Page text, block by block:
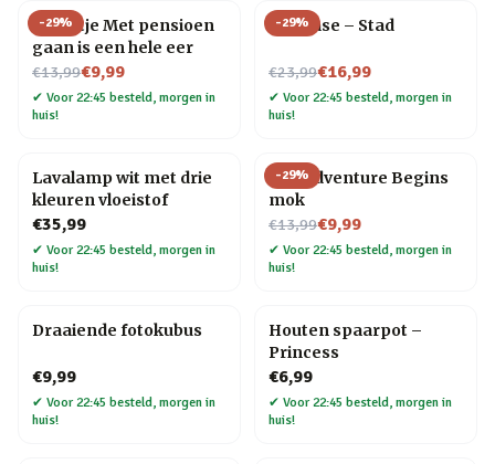
-29%
Tegeltje Met pensioen
gaan is een hele eer
€13,99
Nu voor€9,99
✔ Voor 22:45 besteld, morgen in
huis!
-29%
Flip Vase – Stad
€23,99
Nu voor€16,99
✔ Voor 22:45 besteld, morgen in
huis!
Lavalamp wit met drie
kleuren vloeistof
€35,99
✔ Voor 22:45 besteld, morgen in
huis!
-29%
The Adventure Begins
mok
€13,99
Nu voor€9,99
✔ Voor 22:45 besteld, morgen in
huis!
Draaiende fotokubus
€9,99
✔ Voor 22:45 besteld, morgen in
huis!
Houten spaarpot –
Princess
€6,99
✔ Voor 22:45 besteld, morgen in
huis!